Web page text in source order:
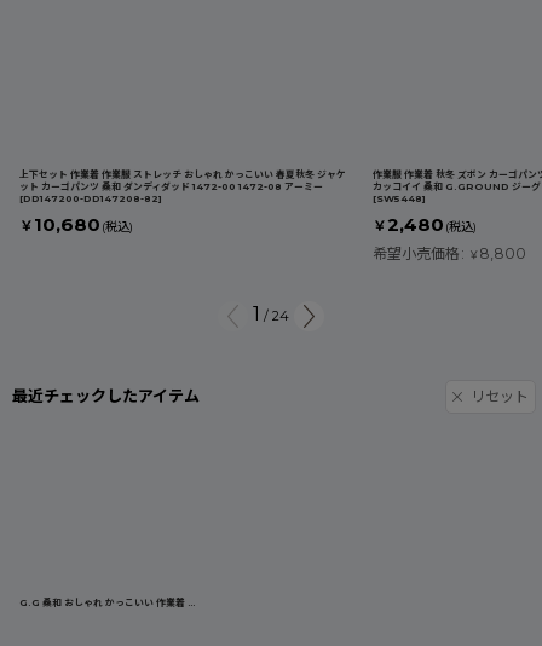
上下セット 作業着 作業服 ストレッチ おしゃれ かっこいい 春夏秋冬 ジャケ
ット カーゴパンツ 桑和 ダンディダッド 1472-00 1472-08 アーミー
[DD147200-DD147208-82]
￥ 10,680 (税込)
作業服 作業着 秋冬 ズボン カーゴパ
カッコイイ 桑和 G.GROUND ジー
[SW5448]
￥2,480 (税込)
希望小売価格 : ￥8,800
1 / 24
最近チェックしたアイテム リセット
G.G 桑和 おしゃれ かっこいい 作業着 作業服 ワイド 太め ジョガーパンツ カーゴパンツ ストレッチ 冷感 涼しい 春夏 軽量 7378-07